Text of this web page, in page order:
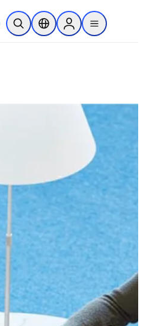
Ouvrir la recherche
Sélecteur de localisation
Sign in to products
menu